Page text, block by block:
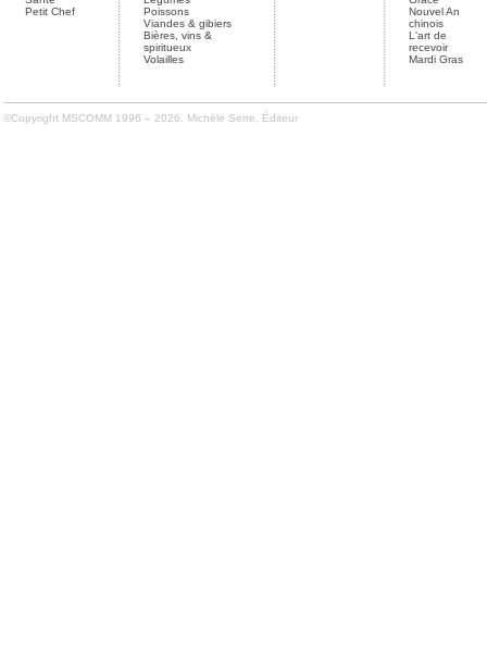
Petit Chef
Poissons
Viandes & gibiers
Bières, vins &
spiritueux
Volailles
Nouvel An
chinois
L'art de
recevoir
Mardi Gras
©Copyright MSCOMM 1996 – 2026. Michèle Serre, Éditeur